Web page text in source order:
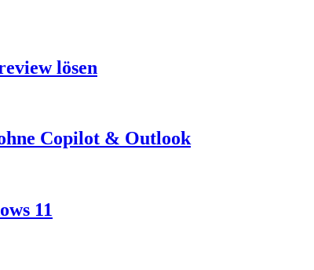
lösen
Copilot & Outlook
11